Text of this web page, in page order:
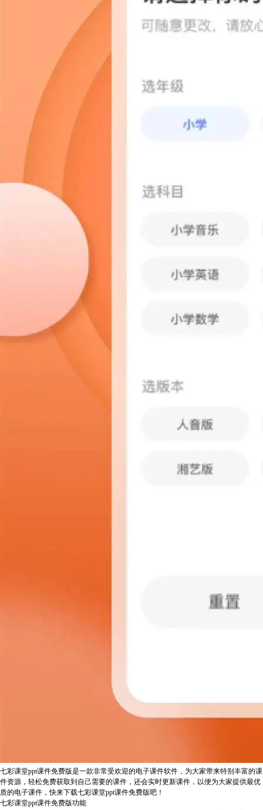
七彩课堂ppt课件免费版是一款非常受欢迎的电子课件软件，为大家带来特别丰富的课
件资源，轻松免费获取到自己需要的课件，还会实时更新课件，以便为大家提供最优
质的电子课件，快来下载七彩课堂ppt课件免费版吧！
七彩课堂ppt课件免费版功能